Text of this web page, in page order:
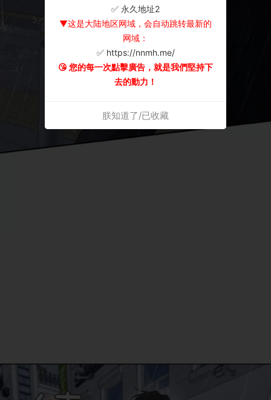
✅ 永久地址2
▼这是大陆地区网域，会自动跳转最新的
网域：
✅ https://nnmh.me/
😘 您的每一次點擊廣告，就是我們堅持下
去的動力！
朕知道了/已收藏